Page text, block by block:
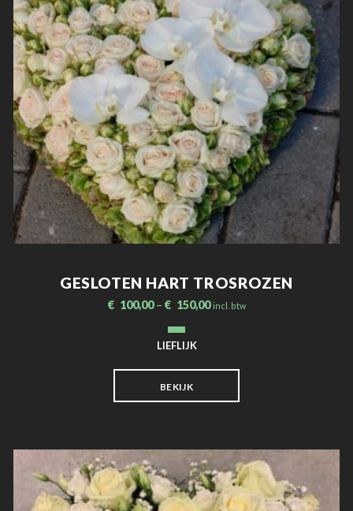
GESLOTEN HART TROSROZEN
€ 100,00– € 150,00 incl. btw
LIEFLIJK
BEKIJK